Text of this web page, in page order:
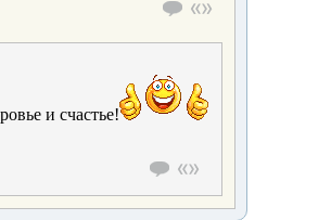
и счастье!